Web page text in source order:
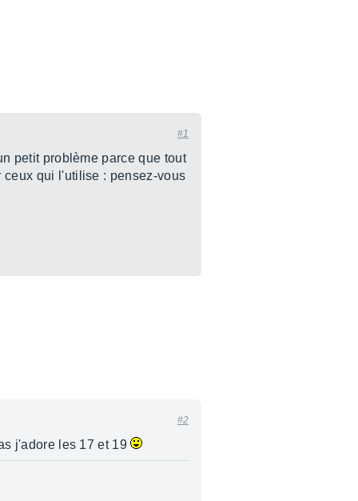
#1
petit problème parce que tout
ceux qui l'utilise : pensez-vous
#2
j'adore les 17 et 19